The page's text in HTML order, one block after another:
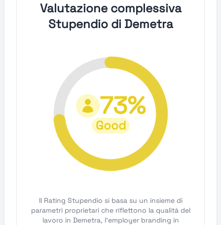
Valutazione complessiva
Stupendio di Demetra
73%
Good
Il Rating Stupendio si basa su un insieme di
parametri proprietari che riflettono la qualità del
lavoro in Demetra, l'employer branding in